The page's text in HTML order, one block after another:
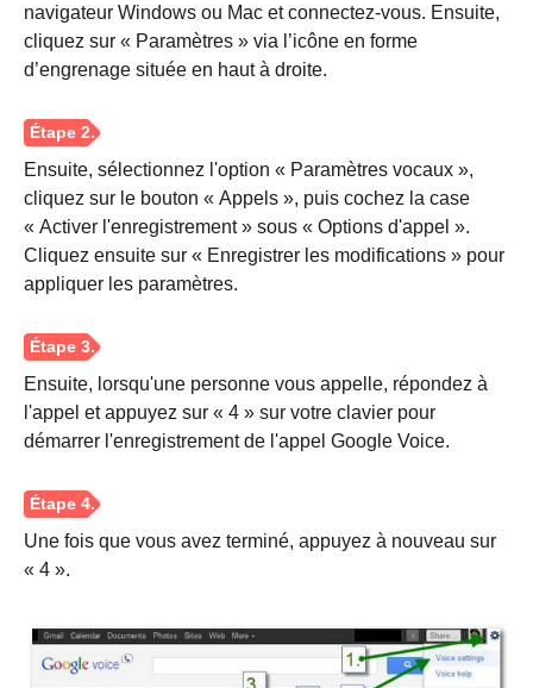
navigateur Windows ou Mac et connectez-vous. Ensuite,
cliquez sur « Paramètres » via l’icône en forme
d’engrenage située en haut à droite.
Ensuite, sélectionnez l'option « Paramètres vocaux »,
cliquez sur le bouton « Appels », puis cochez la case
« Activer l'enregistrement » sous « Options d'appel ».
Cliquez ensuite sur « Enregistrer les modifications » pour
appliquer les paramètres.
Ensuite, lorsqu'une personne vous appelle, répondez à
l'appel et appuyez sur « 4 » sur votre clavier pour
démarrer l'enregistrement de l'appel Google Voice.
Une fois que vous avez terminé, appuyez à nouveau sur
« 4 ».